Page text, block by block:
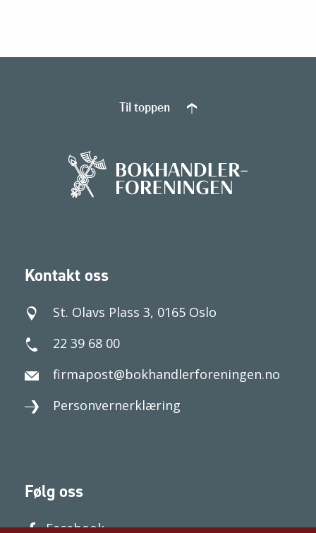
Kontakt oss
St. Olavs Plass 3, 0165 Oslo
22 39 68 00
firmapost@bokhandlerforeningen.no
Personvernerklæring
Følg oss
Facebook
Til toppen